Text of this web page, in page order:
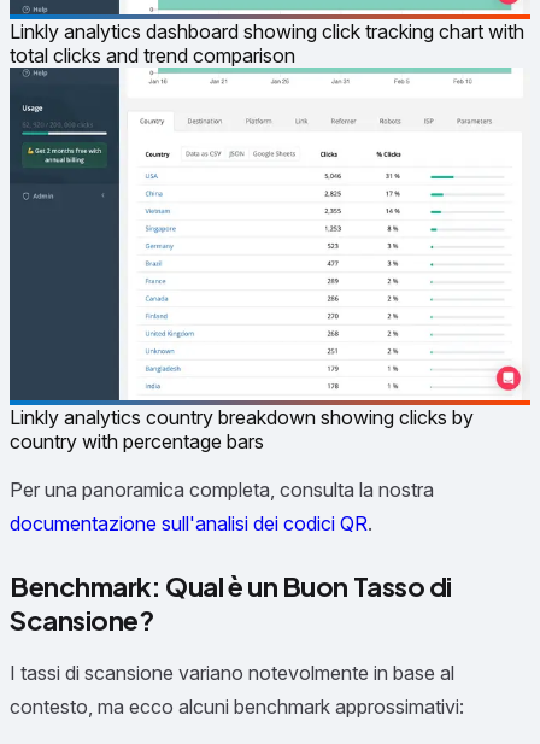
Linkly analytics dashboard showing click tracking chart with
total clicks and trend comparison
Linkly analytics country breakdown showing clicks by
country with percentage bars
Per una panoramica completa, consulta la nostra
documentazione sull'analisi dei codici QR.
Benchmark: Qual è un Buon Tasso di
Scansione?
I tassi di scansione variano notevolmente in base al
contesto, ma ecco alcuni benchmark approssimativi: